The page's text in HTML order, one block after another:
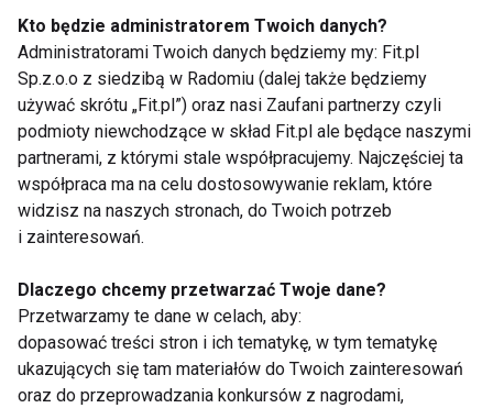
Pilates
które możesz
wykonywać w domu
nowa kategoria
luksusowego sprzętu
do pilatesu
Kto będzie administratorem Twoich danych?
Administratorami Twoich danych będziemy my: Fit.pl
Sp.z.o.o z siedzibą w Radomiu (dalej także będziemy
używać skrótu „Fit.pl”) oraz nasi Zaufani partnerzy czyli
podmioty niewchodzące w skład Fit.pl ale będące naszymi
partnerami, z którymi stale współpracujemy. Najczęściej ta
współpraca ma na celu dostosowywanie reklam, które
widzisz na naszych stronach, do Twoich potrzeb
i zainteresowań.
Dlaczego chcemy przetwarzać Twoje dane?
Przetwarzamy te dane w celach, aby:
dopasować treści stron i ich tematykę, w tym tematykę
ukazujących się tam materiałów do Twoich zainteresowań
oraz do przeprowadzania konkursów z nagrodami,